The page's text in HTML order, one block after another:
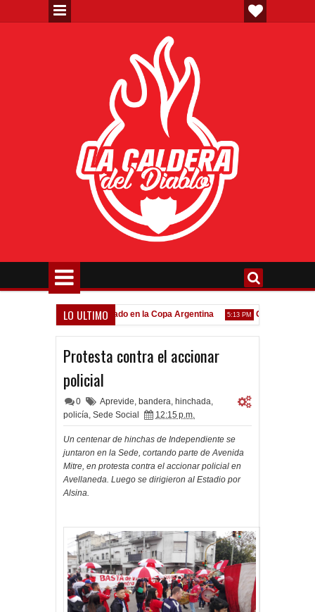
LO ULTIMO
Todo confirmado en la Copa Argentina 5:13 PM Goleada histórica
Protesta contra el accionar
policial
0 Aprevide, bandera, hinchada,
policía, Sede Social 12:15 p.m.
Un centenar de hinchas de Independiente se
juntaron en la Sede, cortando parte de Avenida
Mitre, en protesta contra el accionar policial en
Avellaneda. Luego se dirigieron al Estadio por
Alsina.